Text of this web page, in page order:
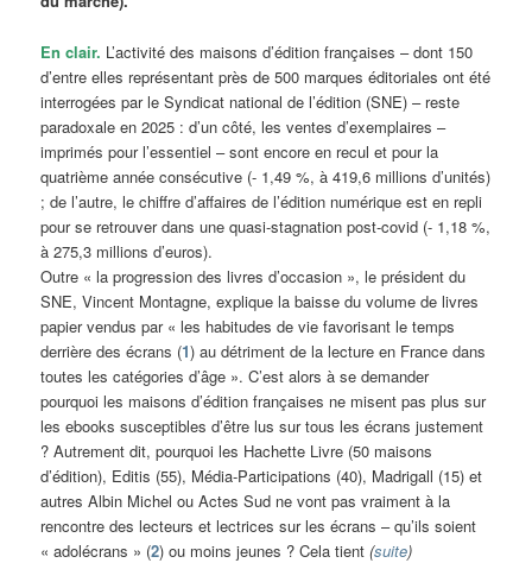
En clair. L’activité des maisons d’édition françaises – dont 150
d’entre elles représentant près de 500 marques éditoriales ont été
interrogées par le Syndicat national de l’édition (SNE) – reste
paradoxale en 2025 : d’un côté, les ventes d’exemplaires –
imprimés pour l’essentiel – sont encore en recul et pour la
quatrième année consécutive (- 1,49 %, à 419,6 millions d’unités)
; de l’autre, le chiffre d’affaires de l’édition numérique est en repli
pour se retrouver dans une quasi-stagnation post-covid (- 1,18 %,
à 275,3 millions d’euros).
Outre « la progression des livres d’occasion », le président du
SNE, Vincent Montagne, explique la baisse du volume de livres
papier vendus par « les habitudes de vie favorisant le temps
derrière des écrans (1) au détriment de la lecture en France dans
toutes les catégories d’âge ». C’est alors à se demander
pourquoi les maisons d’édition françaises ne misent pas plus sur
les ebooks susceptibles d’être lus sur tous les écrans justement
? Autrement dit, pourquoi les Hachette Livre (50 maisons
d’édition), Editis (55), Média-Participations (40), Madrigall (15) et
autres Albin Michel ou Actes Sud ne vont pas vraiment à la
rencontre des lecteurs et lectrices sur les écrans – qu’ils soient
« adolécrans » (2) ou moins jeunes ? Cela tient(suite)